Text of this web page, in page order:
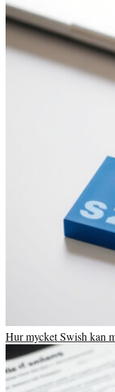
Hur mycket Swish kan